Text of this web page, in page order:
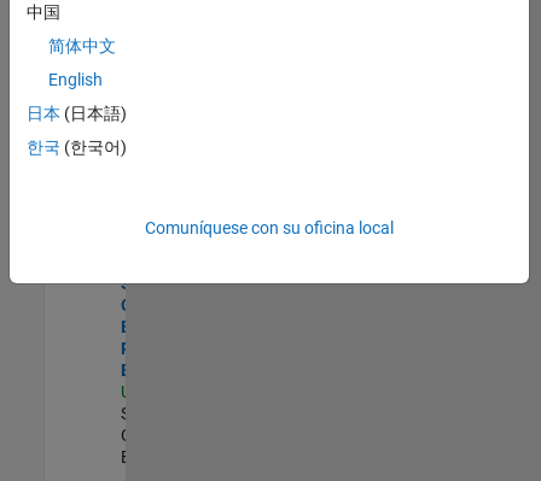
Director, Software Pricing and Licensing Strategy
Licensing
US-MA-Natick
Experimentado
Strategy &
Operations
Business
Partner-
Enterprise
US-MA-Natick
Sales
Operations |
Experimentado
中国
简体中文
English
日本 (日本語)
한국 (한국어)
Comuníquese con su oficina local